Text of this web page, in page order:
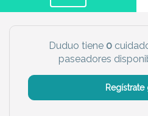
Más servicio del dudú
Canguro
Duduo tiene 0
paseadores
Regístrate